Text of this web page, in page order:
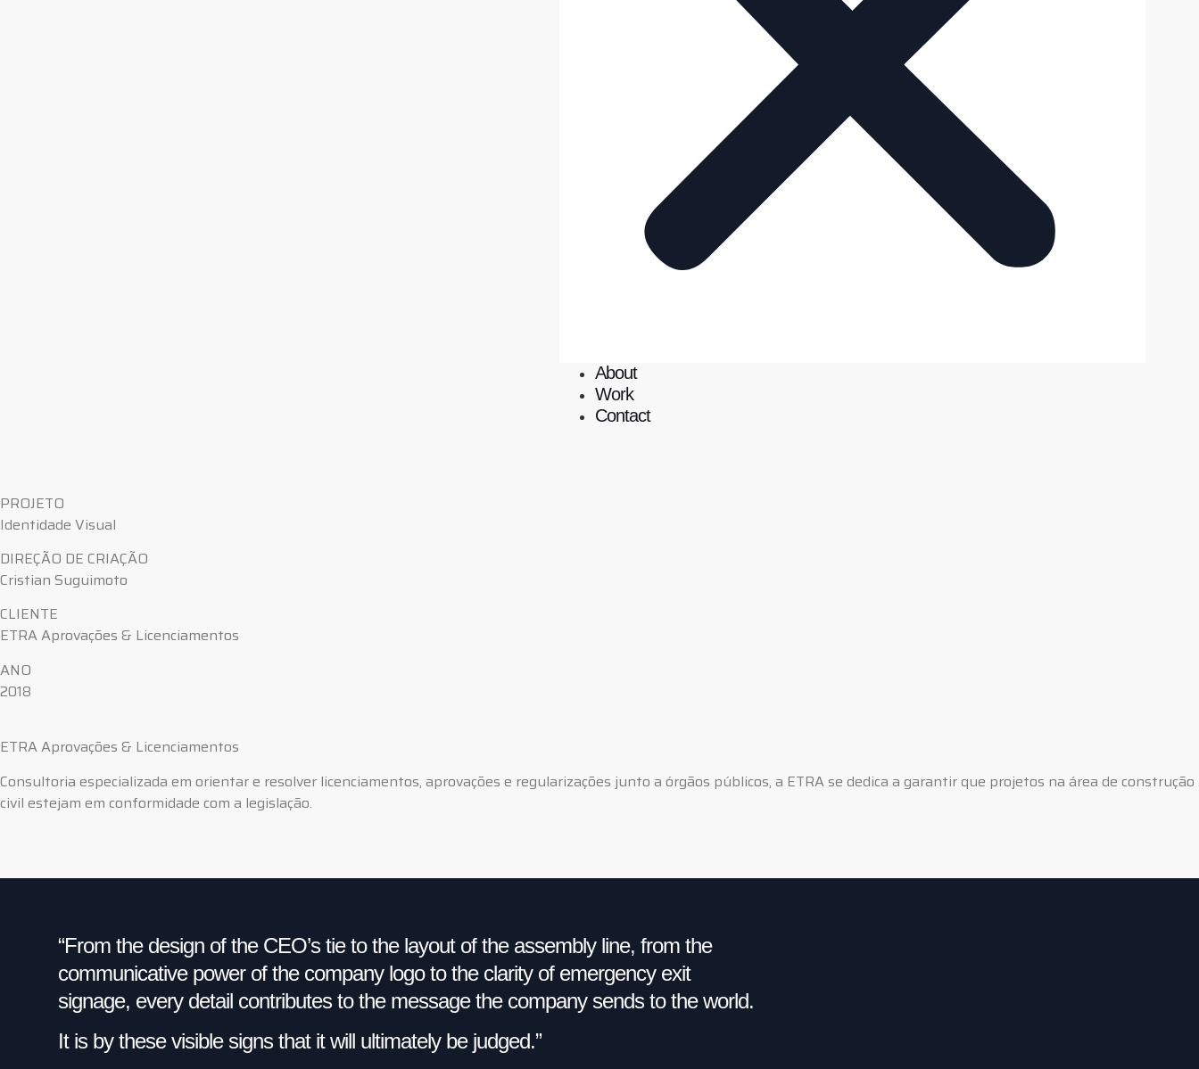
About
Work
Contact
PROJETO
Identidade Visual
DIREÇÃO DE CRIAÇÃO
Cristian Suguimoto
CLIENTE
ETRA Aprovações & Licenciamentos
ANO
2018
ETRA Aprovações & Licenciamentos
Consultoria especializada em orientar e resolver licenciamentos, aprovações e regularizações junto a órgãos públicos, a ETRA se dedica a garantir que projetos na área de construção
civil estejam em conformidade com a legislação.
“From the design of the CEO’s tie to the layout of the assembly line, from the
communicative power of the company logo to the clarity of emergency exit
signage, every detail contributes to the message the company sends to the world.
It is by these visible signs that it will ultimately be judged.”